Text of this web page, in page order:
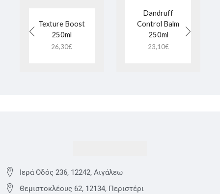
Texture Boost
250ml
26,30€
Dandruff
Control Balm
250ml
23,10€
Ιερά Οδός 236, 12242, Αιγάλεω
Θεμιστoκλέους 62, 12134, Περιστέρι